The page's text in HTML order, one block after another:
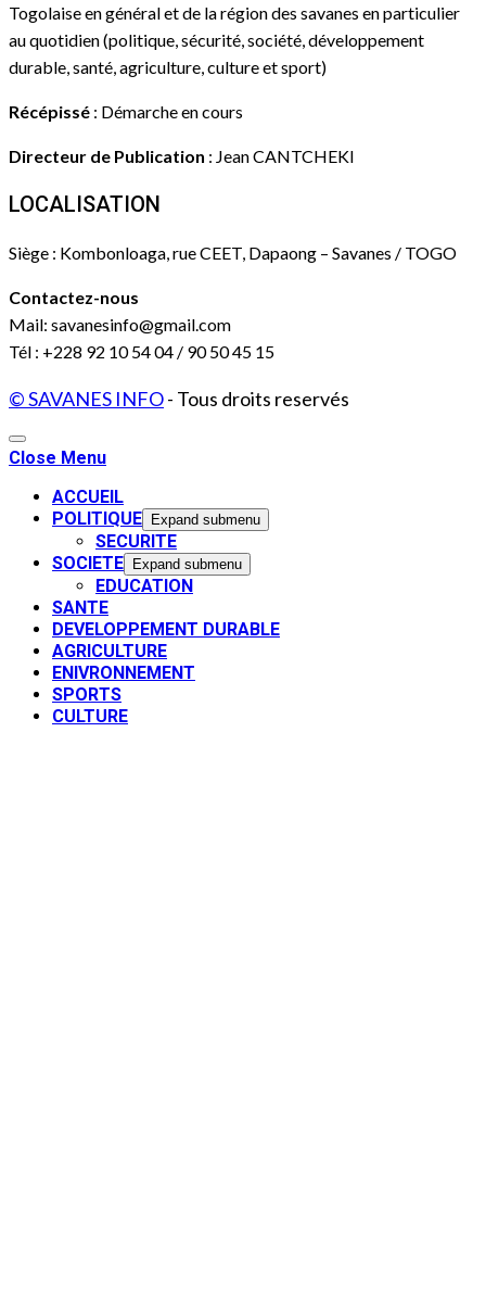
Togolaise en général et de la région des savanes en particulier
au quotidien (politique, sécurité, société, développement
durable, santé, agriculture, culture et sport)
Récépissé : Démarche en cours
Directeur de Publication : Jean CANTCHEKI
LOCALISATION
Siège : Kombonloaga, rue CEET, Dapaong – Savanes / TOGO
Contactez-nous
Mail: savanesinfo@gmail.com
Tél : +228 92 10 54 04 / 90 50 45 15
© SAVANES INFO- Tous droits reservés
Close Menu
ACCUEIL
POLITIQUE
Expand submenu
SECURITE
SOCIETE
Expand submenu
EDUCATION
SANTE
DEVELOPPEMENT DURABLE
AGRICULTURE
ENIVRONNEMENT
SPORTS
CULTURE